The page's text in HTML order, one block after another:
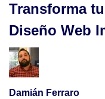
Transforma
Diseño Web
Damián Ferraro